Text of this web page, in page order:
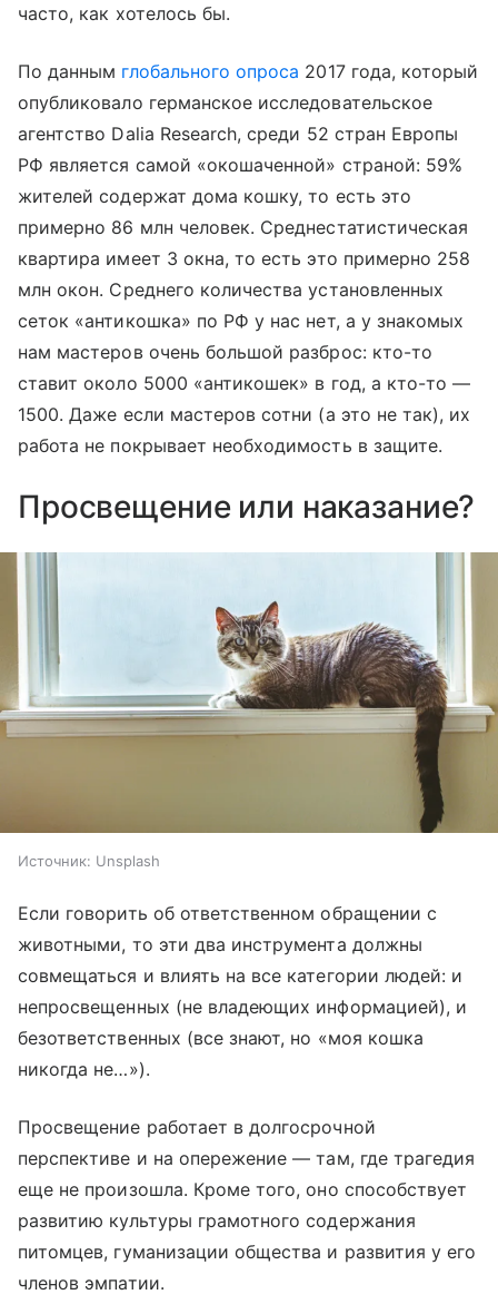
часто, как хотелось бы.
По данным глобального опроса 2017 года, который
опубликовало германское исследовательское
агентство Dalia Research, среди 52 стран Европы
РФ является самой «окошаченной» страной: 59%
жителей содержат дома кошку, то есть это
примерно 86 млн человек. Среднестатистическая
квартира имеет 3 окна, то есть это примерно 258
млн окон. Среднего количества установленных
сеток «антикошка» по РФ у нас нет, а у знакомых
нам мастеров очень большой разброс: кто-то
ставит около 5000 «антикошек» в год, а кто-то —
1500. Даже если мастеров сотни (а это не так), их
работа не покрывает необходимость в защите.
Просвещение или наказание?
Источник: Unsplash
Если говорить об ответственном обращении с
животными, то эти два инструмента должны
совмещаться и влиять на все категории людей: и
непросвещенных (не владеющих информацией), и
безответственных (все знают, но «моя кошка
никогда не…»).
Просвещение работает в долгосрочной
перспективе и на опережение — там, где трагедия
еще не произошла. Кроме того, оно способствует
развитию культуры грамотного содержания
питомцев, гуманизации общества и развития у его
членов эмпатии.